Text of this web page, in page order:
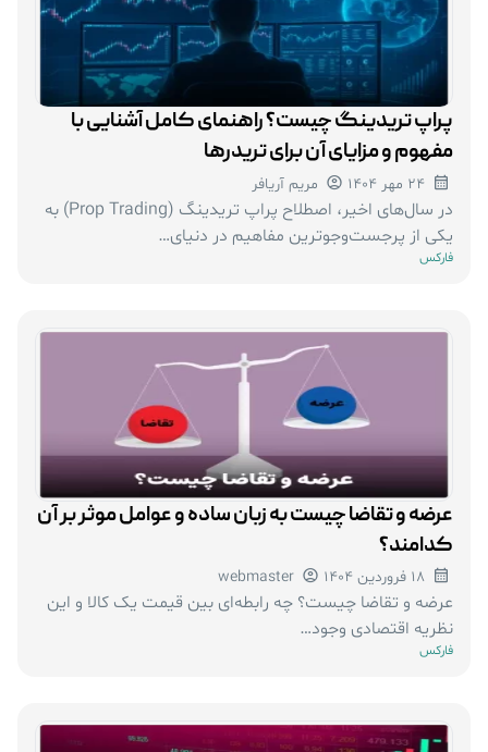
پراپ تریدینگ چیست؟ راهنمای کامل آشنایی با
مفهوم و مزایای آن برای تریدرها
24 مهر 1404 مریم آریافر
در سال‌های اخیر، اصطلاح پراپ تریدینگ (Prop Trading) به
یکی از پرجست‌وجوترین مفاهیم در دنیای…
فارکس
عرضه و تقاضا چیست به زبان ساده و عوامل موثر بر آن
کدامند؟
18 فروردین 1404 webmaster
عرضه و تقاضا چیست؟ چه رابطه‌ای بین قیمت یک کالا و این
نظریه اقتصادی وجود…
فارکس